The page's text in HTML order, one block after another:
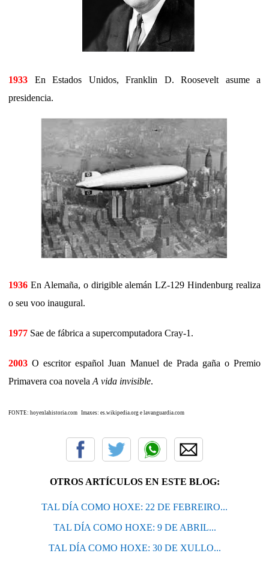
1933 En Estados Unidos, Franklin D. Roosevelt asume a
presidencia.
1936 En Alemaña, o dirigible alemán LZ-129 Hindenburg realiza
o seu voo inaugural.
1977 Sae de fábrica a supercomputadora Cray-1.
2003 O escritor español Juan Manuel de Prada gaña o Premio
Primavera coa novela A vida invisible.
FONTE: hoyenlahistoria.com Imaxes: es.wikipedia.org e lavanguardia.com
OTROS ARTÍCULOS EN ESTE BLOG:
TAL DÍA COMO HOXE: 22 DE FEBREIRO...
TAL DÍA COMO HOXE: 9 DE ABRIL...
TAL DÍA COMO HOXE: 30 DE XULLO...